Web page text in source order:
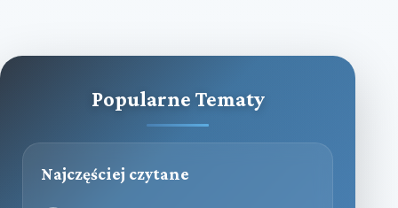
Popularne Tematy
Najczęściej czytane